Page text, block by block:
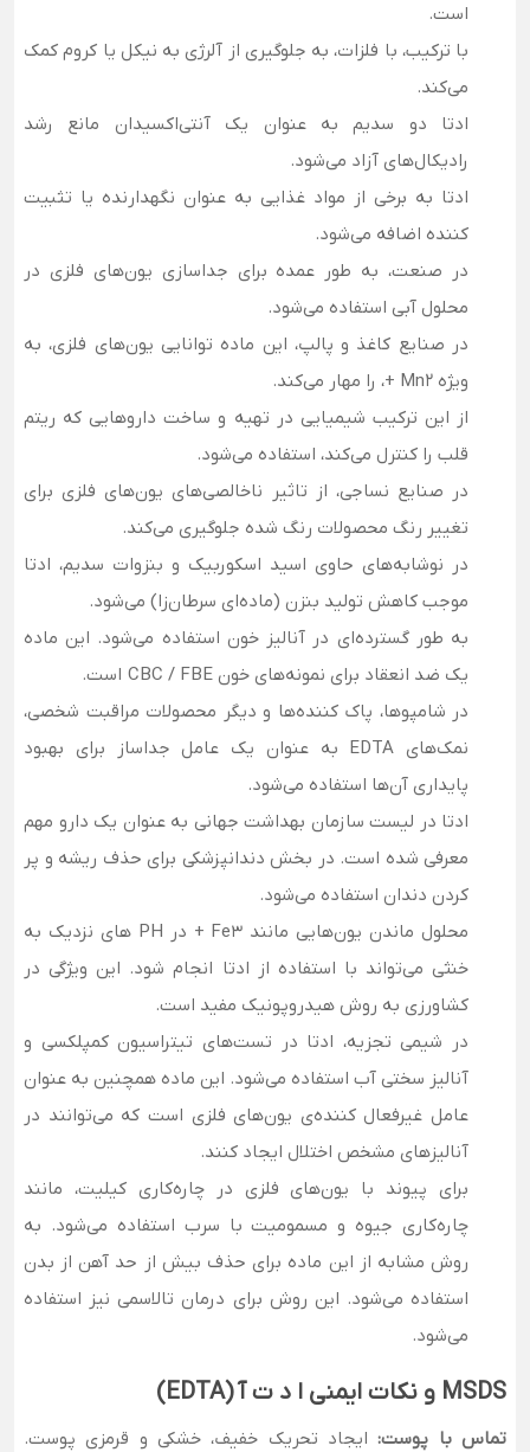
است.
با ترکیب، با فلزات، به جلوگیری از آلرژی به نیکل یا کروم کمک
می‌کند.
ادتا دو سدیم به عنوان یک آنتی‌اکسیدان مانع رشد
رادیکال‌های آزاد می‌شود.
ادتا به برخی از مواد غذایی به عنوان نگهدارنده یا تثبیت
کننده اضافه می‌شود.
در صنعت، به طور عمده برای جداسازی یون‌های فلزی در
محلول آبی استفاده می‌شود.
در صنایع کاغذ و پالپ، این ماده توانایی یون‌های فلزی، به
ویژه Mn2 +، را مهار می‌کند.
از این ترکیب شیمیایی در تهیه و ساخت داروهایی که ریتم
قلب را کنترل می‌کند، استفاده می‌شود.
در صنایع نساجی، از تاثیر ناخالصی‌های یون‌های فلزی برای
تغییر رنگ محصولات رنگ شده جلوگیری می‌کند.
در نوشابه‌های حاوی اسید اسکوربیک و بنزوات سدیم، ادتا
موجب کاهش تولید بنزن (ماده‌ای سرطان‌زا) می‌شود.
به طور گسترده‌ای در آنالیز خون استفاده می‌شود. این ماده
یک ضد انعقاد برای نمونه‌های خون CBC / FBE است.
در شامپوها، پاک کننده‌ها و دیگر محصولات مراقبت شخصی،
نمک‌های EDTA به عنوان یک عامل جداساز برای بهبود
پایداری آن‌ها استفاده می‌شود.
ادتا در لیست سازمان بهداشت جهانی به عنوان یک دارو مهم
معرفی شده است. در بخش دندانپزشکی برای حذف ریشه و پر
کردن دندان استفاده می‌شود.
محلول ماندن یون‌هایی مانند Fe3 + در PH های نزدیک به
خنثی می‌تواند با استفاده از ادتا انجام شود. این ویژگی در
کشاورزی به روش هیدروپونیک مفید است.
در شیمی تجزیه، ادتا در تست‌های تیتراسیون کمپلکسی و
آنالیز سختی آب استفاده می‌شود. این ماده همچنین به عنوان
عامل غیرفعال کننده‌ی یون‌های فلزی است که می‌توانند در
آنالیزهای مشخص اختلال ایجاد کنند.
برای پیوند با یون‌های فلزی در چاره‌کاری کیلیت، مانند
چاره‌کاری جیوه و مسمومیت با سرب استفاده می‌شود. به
روش مشابه از این ماده برای حذف بیش از حد آهن از بدن
استفاده می‌شود. این روش برای درمان تالاسمی نیز استفاده
می‌شود.
MSDS و نکات ایمنی ا د ت آ (EDTA)
تماس با پوست:ایجاد تحریک خفیف، خشکی و قرمزی پوست.